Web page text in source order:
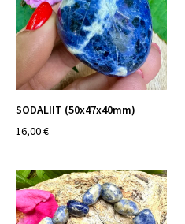
SODALIIT (50x47x40mm)
16,00 €